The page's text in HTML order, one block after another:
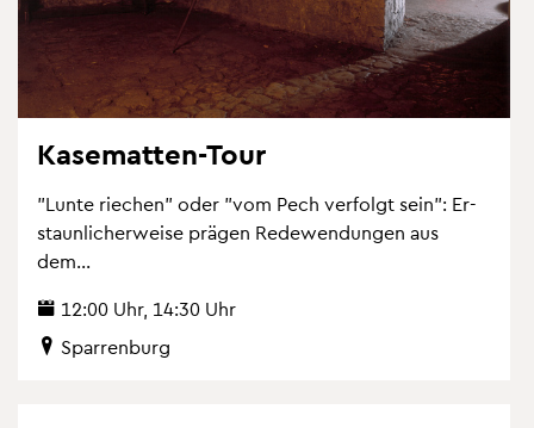
Ka­se­mat­ten-Tour
"Lunte rie­chen" oder "vom Pech ver­folgt sein": Er­
staun­li­cher­wei­se prä­gen Re­de­wen­dun­gen aus
dem...
12:00 Uhr, 14:30 Uhr
Spar­ren­burg